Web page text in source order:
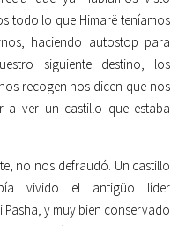
todo lo que Himarë teníamos
haciendo autostop para
siguiente destino, los
recogen nos dicen que nos
a ver un castillo que estaba
no nos defraudó. Un castillo
vivido el antigüo líder
Pasha, y muy bien conservado